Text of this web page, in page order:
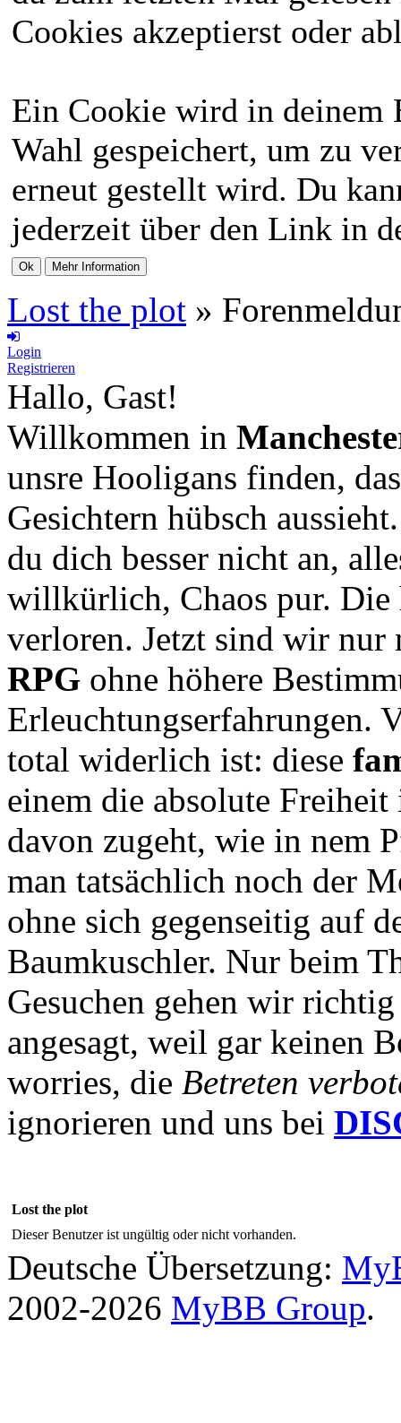
Cookies akzeptierst oder
Ein Cookie wird in deinem
Wahl gespeichert, um zu
erneut gestellt wird. Du
jederzeit über den Link in
Lost the plot »
Login
Registrieren
Hallo, Gast!
Willkommen in
unsre Hooligans finden,
Gesichtern hübsch
du dich besser nicht an,
willkürlich, Chaos pur. Die
verloren. Jetzt sind wir nur
RPG ohne höhere
Erleuchtungserfahrungen.
total widerlich ist: diese
einem die absolute
davon zugeht, wie in nem
man tatsächlich noch der
ohne sich gegenseitig auf
Baumkuschler. Nur beim
Gesuchen gehen wir
angesagt, weil gar keinen
worries, die Betreten
ignorieren und uns bei
Lost the plot
Dieser Benutzer ist ungültig oder nicht vorhanden.
Deutsche Übersetzung:
2002-2026 MyBB Group.